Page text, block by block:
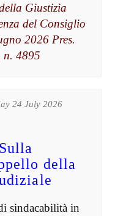
Giustizia
del Consiglio
2026 Pres.
n. 4895
24 July 2026
della
sindacabilità in